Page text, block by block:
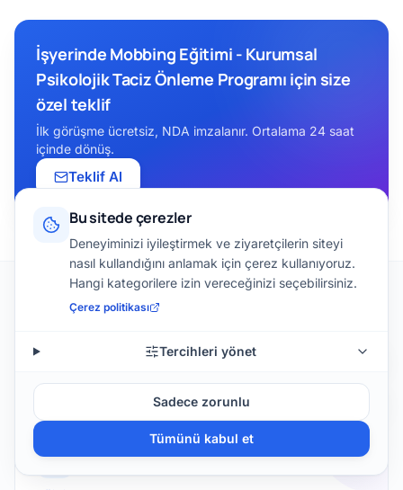
İşyerinde Mobbing Eğitimi - Kurumsal
Psikolojik Taciz Önleme Programı için size
özel teklif
İlk görüşme ücretsiz, NDA imzalanır. Ortalama 24 saat
içinde dönüş.
Teklif Al
İLGILI ÇÖZÜMLER
Bu çözümle birlikte
Bu sitede çerezler
Deneyiminizi iyileştirmek ve ziyaretçilerin siteyi
nasıl kullandığını anlamak için çerez kullanıyoruz.
Hangi kategorilere izin vereceğinizi seçebilirsiniz.
Çerez politikası
Tercihleri yönet
Sadece zorunlu
Tümünü kabul et